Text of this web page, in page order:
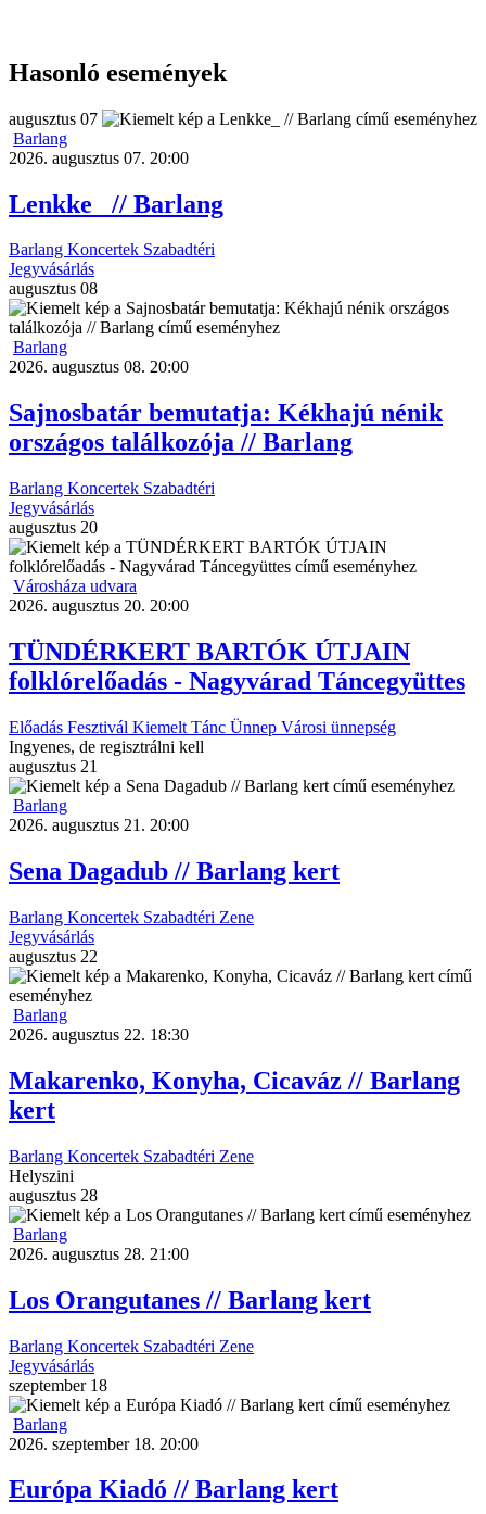
Hasonló események
augusztus 07
Barlang
2026. augusztus 07. 20:00
Lenkke_ // Barlang
Barlang Koncertek Szabadtéri
Jegyvásárlás
augusztus 08
Barlang
2026. augusztus 08. 20:00
Sajnosbatár bemutatja: Kékhajú nénik
országos találkozója // Barlang
Barlang Koncertek Szabadtéri
Jegyvásárlás
augusztus 20
Városháza udvara
2026. augusztus 20. 20:00
TÜNDÉRKERT BARTÓK ÚTJAIN
folklórelőadás - Nagyvárad Táncegyüttes
Előadás Fesztivál Kiemelt Tánc Ünnep Városi ünnepség
Ingyenes, de regisztrálni kell
augusztus 21
Barlang
2026. augusztus 21. 20:00
Sena Dagadub // Barlang kert
Barlang Koncertek Szabadtéri Zene
Jegyvásárlás
augusztus 22
Barlang
2026. augusztus 22. 18:30
Makarenko, Konyha, Cicaváz // Barlang
kert
Barlang Koncertek Szabadtéri Zene
Helyszini
augusztus 28
Barlang
2026. augusztus 28. 21:00
Los Orangutanes // Barlang kert
Barlang Koncertek Szabadtéri Zene
Jegyvásárlás
szeptember 18
Barlang
2026. szeptember 18. 20:00
Európa Kiadó // Barlang kert